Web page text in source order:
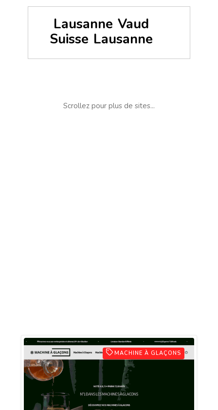
Lausanne Vaud
Suisse Lausanne
Scrollez pour plus de sites...
MACHINE À GLAÇONS